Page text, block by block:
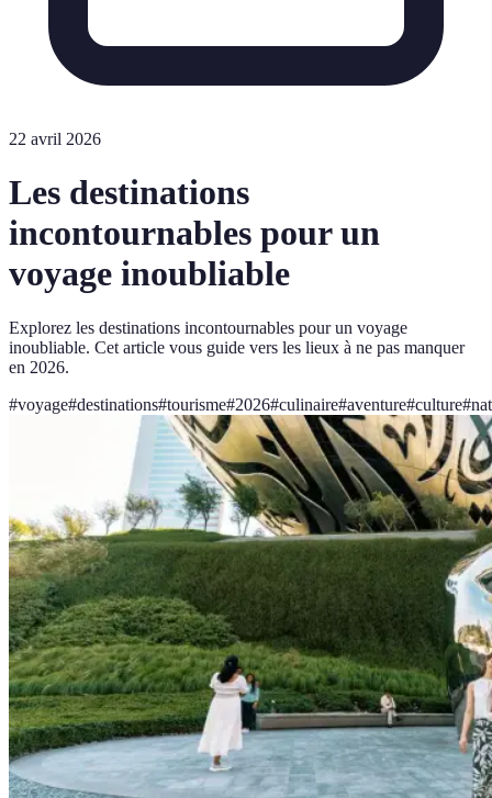
22 avril 2026
Les destinations
incontournables pour un
voyage inoubliable
Explorez les destinations incontournables pour un voyage
inoubliable. Cet article vous guide vers les lieux à ne pas manquer
en 2026.
#voyage#destinations#tourisme#2026#culinaire#aventure#culture#